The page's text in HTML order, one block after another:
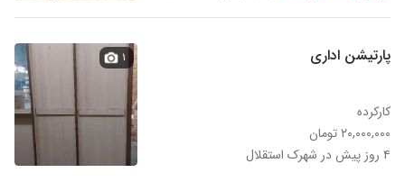
پارتیشن اداری
کارکرده
۲۰,۰۰۰,۰۰۰ تومان
۴ روز پیش در شهرک استقلال
۱